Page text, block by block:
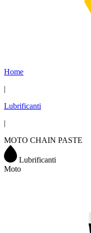
Home
|
Lubrificanti
|
MOTO CHAIN PASTE
Lubrificanti
Moto